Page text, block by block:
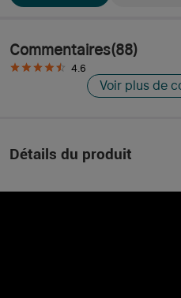
Commentaires(88)
4.6
Voir plus de
Détails du produit